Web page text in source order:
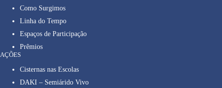
Como Surgimos
Linha do Tempo
Espaços de Participação
Prêmios
AÇÕES
Cisternas nas Escolas
DAKI – Semiárido Vivo